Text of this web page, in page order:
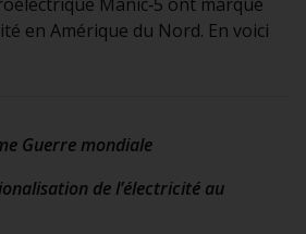
en Amérique du Nord. En voici
Guerre mondiale
de l’électricité au